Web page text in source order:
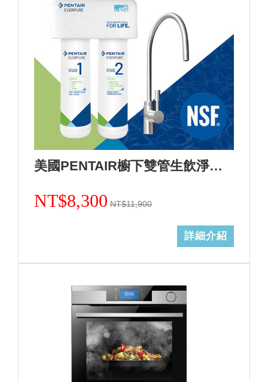
美國PENTAIR櫥下雙管生飲淨水設備活性炭加強除鉛F2200(0.5微米)+基本安裝
NT$8,300 NT$11,900
詳細介紹